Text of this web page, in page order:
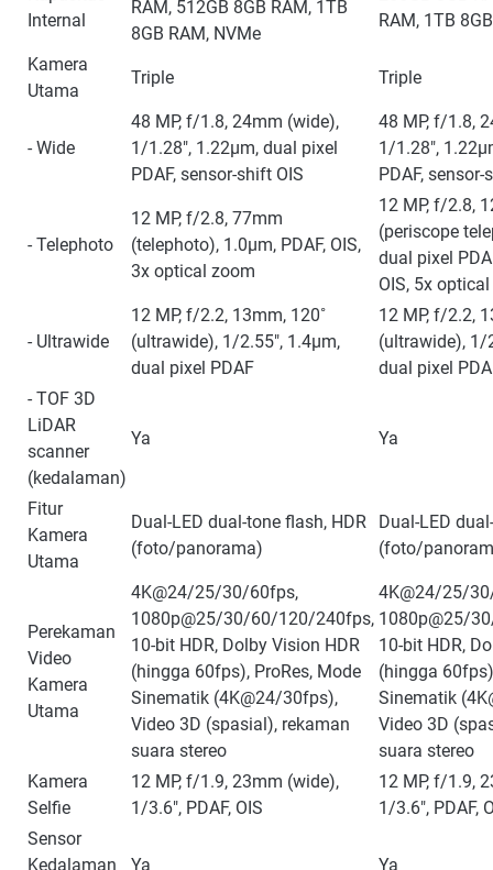
Internal
RAM, 512GB 8GB RAM, 1TB
8GB RAM, NVMe
RAM, 1TB
Kamera
Utama
Triple Triple
- Wide
48 MP, f/1.8, 24mm (wide),
1/1.28", 1.22µm, dual pixel
PDAF, sensor-shift OIS
48 MP, f/1.8,
1/1.28",
PDAF, sensor-
- Telephoto
12 MP, f/2.8, 77mm
(telephoto), 1.0µm, PDAF, OIS,
3x optical zoom
12 MP, f/2.8,
(periscope
dual pixel
OIS, 5x
- Ultrawide
12 MP, f/2.2, 13mm, 120˚
(ultrawide), 1/2.55", 1.4µm,
dual pixel PDAF
12 MP, f/2.2,
(ultrawide), 1/
dual pixel
- TOF 3D
LiDAR
scanner
(kedalaman)
Ya Ya
Fitur
Kamera
Utama
Dual-LED dual-tone flash, HDR
(foto/panorama)
Dual-LED
(foto/
Perekaman
Video
Kamera
Utama
4K@24/25/30/60fps,
1080p@25/30/60/120/240fps,
10-bit HDR, Dolby Vision HDR
(hingga 60fps), ProRes, Mode
Sinematik (4K@24/30fps),
Video 3D (spasial), rekaman
suara stereo
4K@24/25/
1080p@25/
10-bit HDR,
(hingga
Sinematik
Video 3D
suara stereo
Kamera
Selfie
12 MP, f/1.9, 23mm (wide),
1/3.6", PDAF, OIS
12 MP, f/1.9,
1/3.6", PDAF,
Sensor
Kedalaman
Ya Ya